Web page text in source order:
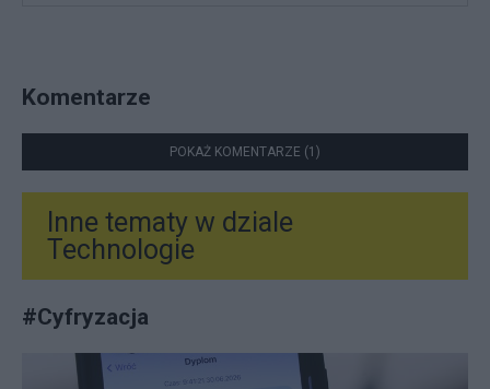
Komentarze
POKAŻ KOMENTARZE (1)
Inne tematy w dziale
Technologie
#Cyfryzacja